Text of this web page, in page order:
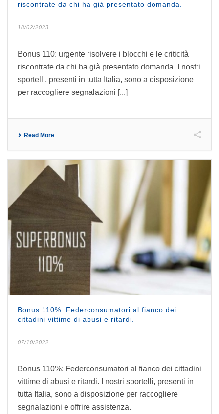
riscontrate da chi ha già presentato domanda.
18/02/2023
Bonus 110: urgente risolvere i blocchi e le criticità
riscontrate da chi ha già presentato domanda. I nostri
sportelli, presenti in tutta Italia, sono a disposizione
per raccogliere segnalazioni [...]
Read More
Bonus 110%: Federconsumatori al fianco dei
cittadini vittime di abusi e ritardi.
07/10/2022
Bonus 110%: Federconsumatori al fianco dei cittadini
vittime di abusi e ritardi. I nostri sportelli, presenti in
tutta Italia, sono a disposizione per raccogliere
segnalazioni e offrire assistenza.